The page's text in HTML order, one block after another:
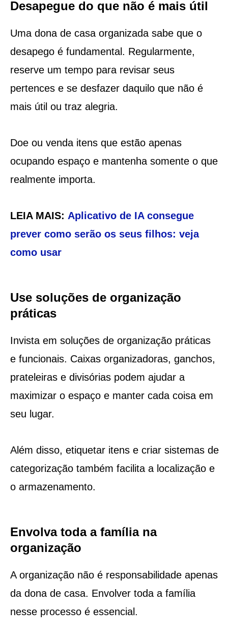
Desapegue do que não é mais útil
Uma dona de casa organizada sabe que o
desapego é fundamental. Regularmente,
reserve um tempo para revisar seus
pertences e se desfazer daquilo que não é
mais útil ou traz alegria.
Doe ou venda itens que estão apenas
ocupando espaço e mantenha somente o que
realmente importa.
LEIA MAIS: Aplicativo de IA consegue
prever como serão os seus filhos: veja
como usar
Use soluções de organização
práticas
Invista em soluções de organização práticas
e funcionais. Caixas organizadoras, ganchos,
prateleiras e divisórias podem ajudar a
maximizar o espaço e manter cada coisa em
seu lugar.
Além disso, etiquetar itens e criar sistemas de
categorização também facilita a localização e
o armazenamento.
Envolva toda a família na
organização
A organização não é responsabilidade apenas
da dona de casa. Envolver toda a família
nesse processo é essencial.